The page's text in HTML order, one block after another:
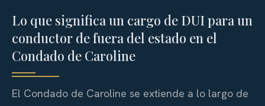
Lo que significa un cargo de DUI para un
conductor de fuera del estado en el
Condado de Caroline
El Condado de Caroline se extiende a lo largo de